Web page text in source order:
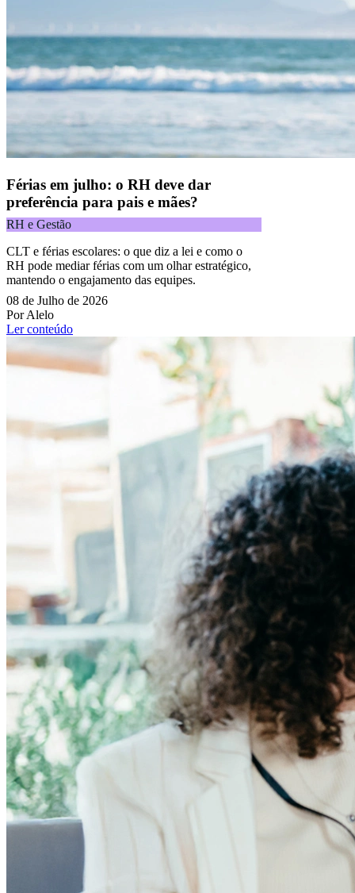
Férias em julho: o RH deve dar
preferência para pais e mães?
RH e Gestão
CLT e férias escolares: o que diz a lei e como o
RH pode mediar férias com um olhar estratégico,
mantendo o engajamento das equipes.
08 de Julho de 2026
Por Alelo
Ler conteúdo